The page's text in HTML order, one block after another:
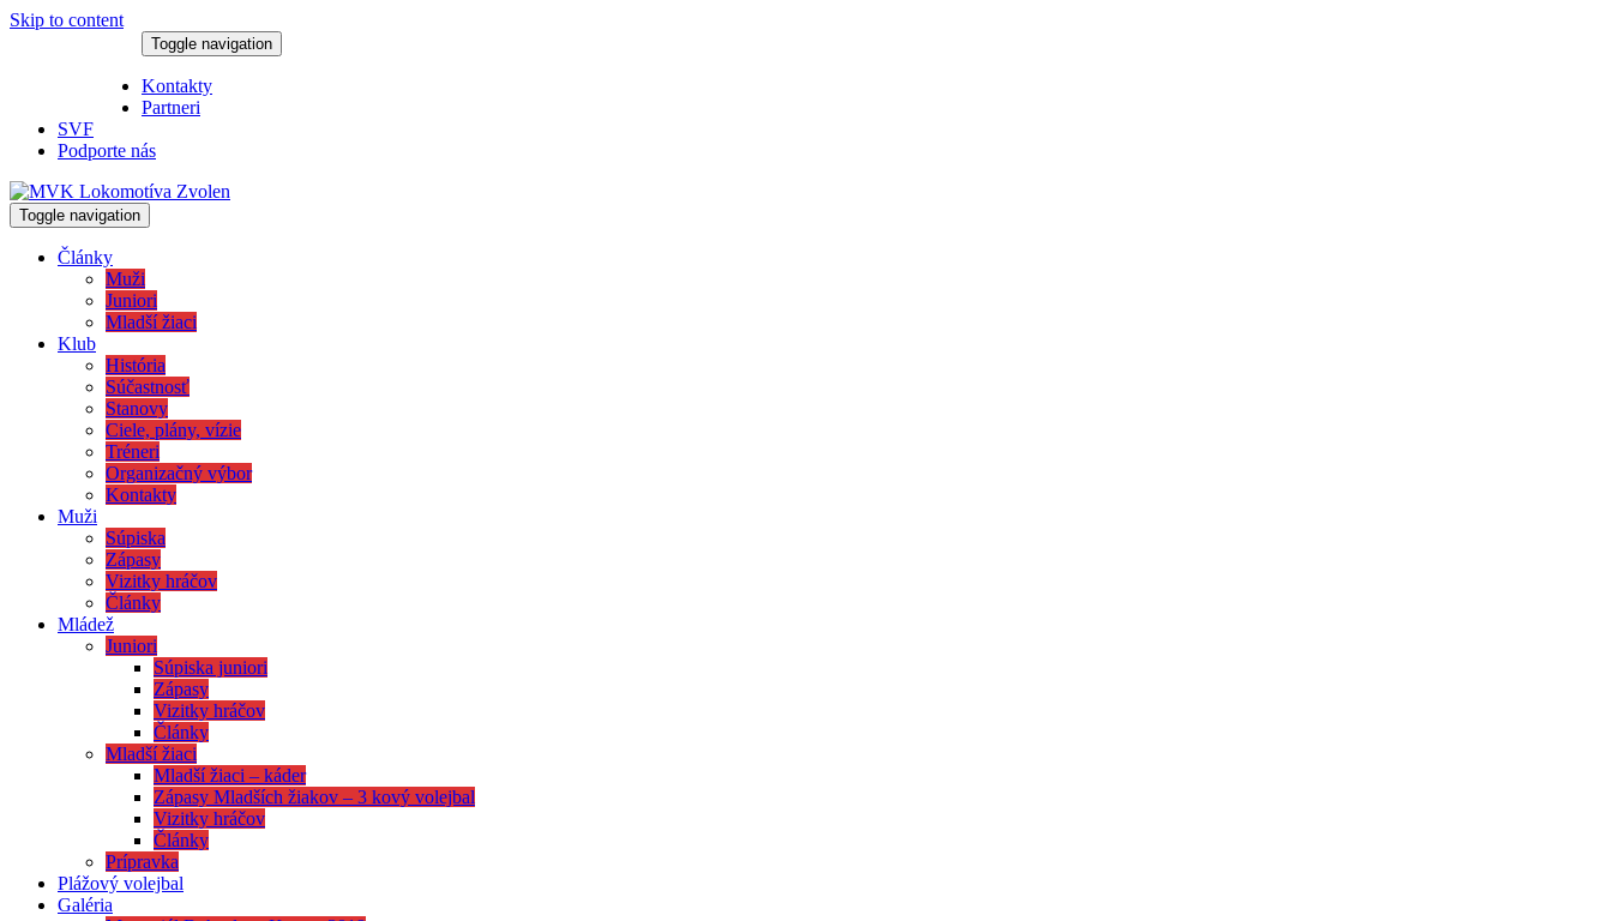
Skip to content
Toggle navigation
Kontakty
Partneri
SVF
Podporte nás
Toggle navigation
Články
Muži
Juniori
Mladší žiaci
Klub
História
Súčastnosť
Stanovy
Ciele, plány, vízie
Tréneri
Organizačný výbor
Kontakty
Muži
Súpiska
Zápasy
Vizitky hráčov
Články
Mládež
Juniori
Súpiska juniori
Zápasy
Vizitky hráčov
Články
Mladší žiaci
Mladší žiaci – káder
Zápasy Mladších žiakov – 3 kový volejbal
Vizitky hráčov
Články
Prípravka
Plážový volejbal
Galéria